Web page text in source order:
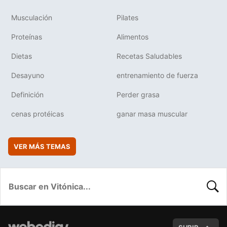
Musculación Pilates
Proteínas Alimentos
Dietas Recetas Saludables
Desayuno entrenamiento de fuerza
Definición Perder grasa
cenas protéicas ganar masa muscular
VER MÁS TEMAS